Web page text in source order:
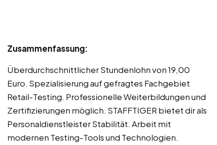
Zusammenfassung:
Überdurchschnittlicher Stundenlohn von 19,00
Euro. Spezialisierung auf gefragtes Fachgebiet
Retail-Testing. Professionelle Weiterbildungen und
Zertifizierungen möglich. STAFFTIGER bietet dir als
Personaldienstleister Stabilität. Arbeit mit
modernen Testing-Tools und Technologien.